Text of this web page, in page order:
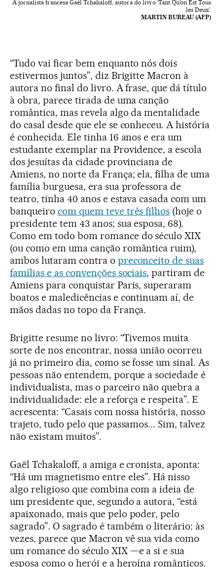
A jornalista francesa Gaël Tchakaloff, autora do livro ‘Tant Qu’on Est Tous
les Deux’.
MARTIN BUREAU (AFP)
“Tudo vai ficar bem enquanto nós dois
estivermos juntos”, diz Brigitte Macron à
autora no final do livro. A frase, que dá título
à obra, parece tirada de uma canção
romântica, mas revela algo da mentalidade
do casal desde que ele se conheceu. A história
é conhecida. Ele tinha 16 anos e era um
estudante exemplar na Providence, a escola
dos jesuítas da cidade provinciana de
Amiens, no norte da França; ela, filha de uma
família burguesa, era sua professora de
teatro, tinha 40 anos e estava casada com um
banqueiro com quem teve três filhos (hoje o
presidente tem 43 anos; sua esposa, 68).
Como em todo bom romance do século XIX
(ou como em uma canção romântica ruim),
ambos lutaram contra o preconceito de suas
famílias e as convenções sociais, partiram de
Amiens para conquistar Paris, superaram
boatos e maledicências e continuam aí, de
mãos dadas no topo da França.
Brigitte resume no livro: “Tivemos muita
sorte de nos encontrar, nossa união ocorreu
já no primeiro dia, como se fosse um sinal. As
pessoas não entendem, porque a sociedade é
individualista, mas o parceiro não quebra a
individualidade: ele a reforça e respeita”. E
acrescenta: “Casais com nossa história, nosso
trajeto, tudo pelo que passamos... Sim, talvez
não existam muitos”.
Gaël Tchakaloff, a amiga e cronista, aponta:
“Há um magnetismo entre eles”. Há nisso
algo religioso que combina com a ideia de
um presidente que, segundo a autora, “está
apaixonado, mais que pelo poder, pelo
sagrado”. O sagrado é também o literário: às
vezes, parece que Macron vê sua vida como
um romance do século XIX —e a si e sua
esposa como o herói e a heroína românticos.